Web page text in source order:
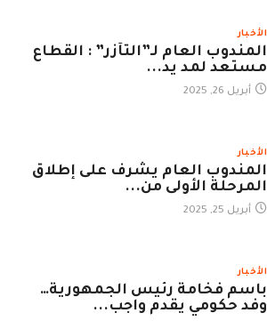
الأخبار
المندوب العام لـ”التآزر” : القطاع
مستعد لمد يد...
أبريل 26, 2025
الأخبار
المندوب العام يشرف على إطلاق
المرحلة الأولى من...
أبريل 25, 2025
الأخبار
باسم فخامة رئيس الجمهورية…
وفد حكومي يقدم واجب...